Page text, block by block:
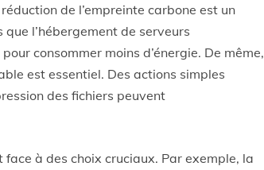
de l’empreinte carbone est un
l’hébergement de serveurs
consommer moins d’énergie. De même,
est essentiel. Des actions simples
des fichiers peuvent
à des choix cruciaux. Par exemple, la